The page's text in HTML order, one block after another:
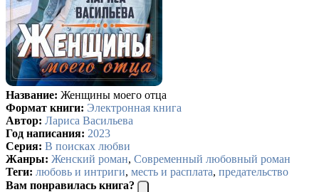
Название: Женщины моего отца
Формат книги: Электронная книга
Автор: Лариса Васильева
Год написания: 2023
Серия: В поисках любви
Жанры: Женский роман, Современный любовный роман
Теги: любовь и интриги, месть и расплата, предательство
Вам понравилась книга?